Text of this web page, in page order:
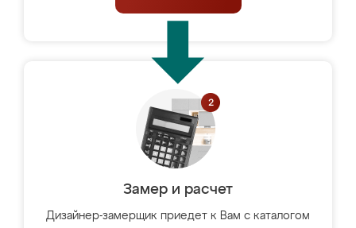
Замер и расчет
Дизайнер-замерщик приедет к Вам с каталогом